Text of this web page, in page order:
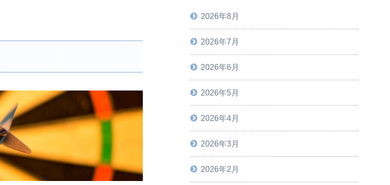
2026年8月
2026年7月
2026年6月
2026年5月
2026年4月
2026年3月
2026年2月